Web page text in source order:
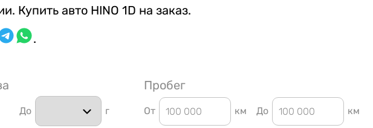
Купить авто HINO 1D на заказ.
.
До г
Пробег
От км До км